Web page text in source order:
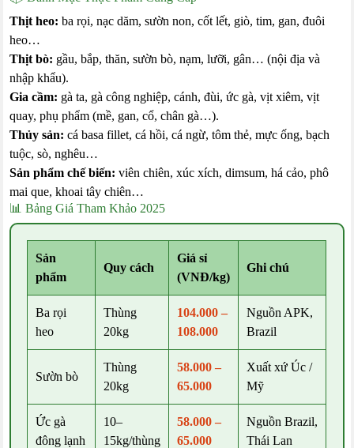
Thịt heo: ba rọi, nạc dăm, sườn non, cốt lết, giò, tim, gan, đuôi
heo…
Thịt bò: gầu, bắp, thăn, sườn bò, nạm, lưỡi, gân… (nội địa và
nhập khẩu).
Gia cầm: gà ta, gà công nghiệp, cánh, đùi, ức gà, vịt xiêm, vịt
quay, phụ phẩm (mề, gan, cổ, chân gà…).
Thủy sản: cá basa fillet, cá hồi, cá ngừ, tôm thẻ, mực ống, bạch
tuộc, sò, nghêu…
Sản phẩm chế biến: viên chiên, xúc xích, dimsum, há cảo, phô
mai que, khoai tây chiên…
📊 Bảng Giá Tham Khảo 2025
Sản
phẩm
Quy cách
Giá sỉ
(VNĐ/kg)
Ghi chú
Ba rọi
heo
Thùng
20kg
104.000 –
108.000
Nguồn APK,
Brazil
Sườn bò
Thùng
20kg
58.000 –
65.000
Xuất xứ Úc /
Mỹ
Ức gà
đông lạnh
10–
15kg/thùng
58.000 –
65.000
Nguồn Brazil,
Thái Lan